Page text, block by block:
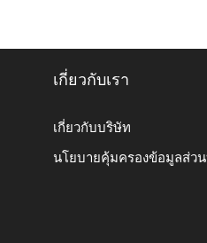
เกี่ยวกับเรา
เกี่ยวกับบริษัท
นโยบายคุ้มครองข้อมูลส่ว